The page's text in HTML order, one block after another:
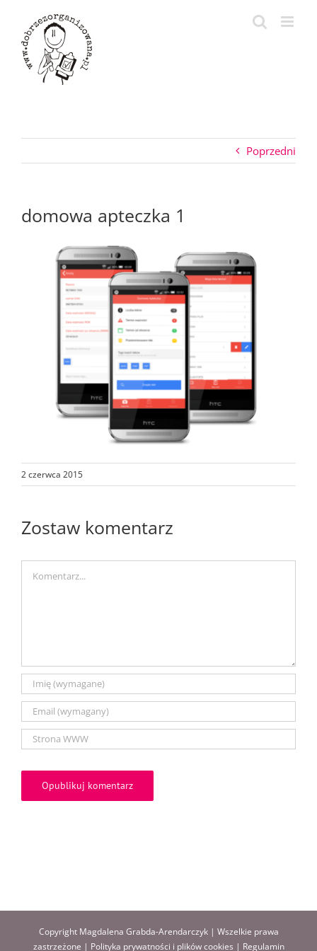
zawartości
Poprzedni
domowa apteczka 1
2 czerwca 2015
Zostaw komentarz
Copyright Magdalena Grabda-Arendarczyk | Wszelkie prawa
zastrzeżone | Polityka prywatności i plików cookies | Regulamin